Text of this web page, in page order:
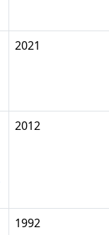
2021
2012
1992